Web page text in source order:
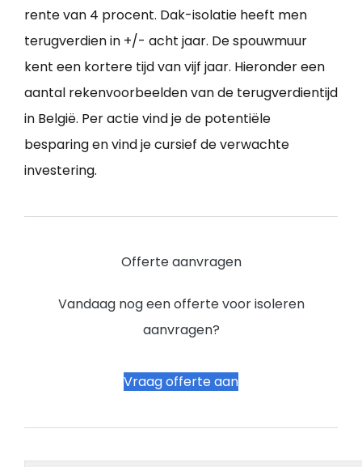
rente van 4 procent. Dak-isolatie heeft men
terugverdien in +/- acht jaar. De spouwmuur
kent een kortere tijd van vijf jaar. Hieronder een
aantal rekenvoorbeelden van de terugverdientijd
in België. Per actie vind je de potentiële
besparing en vind je cursief de verwachte
investering.
Offerte aanvragen
Vandaag nog een offerte voor isoleren
aanvragen?
Vraag offerte aan